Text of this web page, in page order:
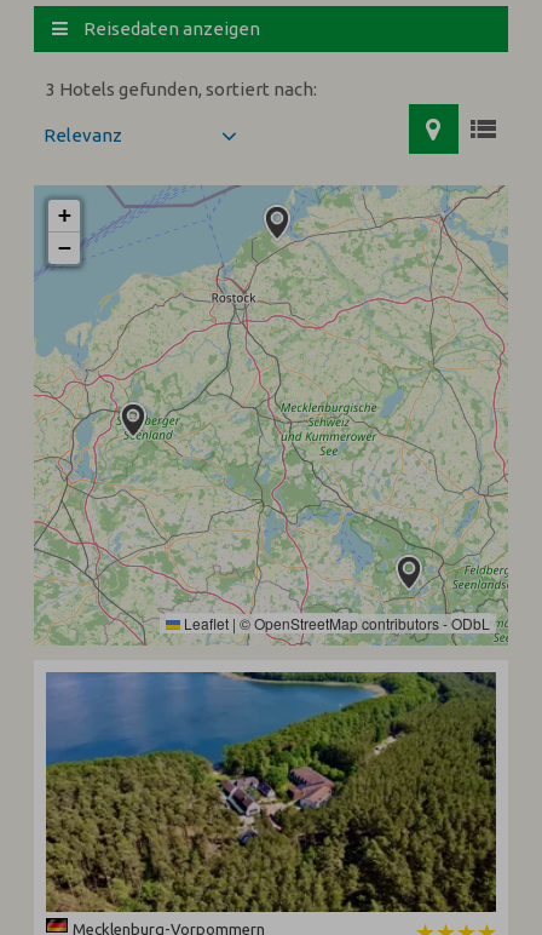
Reisedaten anzeigen
3 Hotels gefunden, sortiert nach:
+
−
Leaflet | ©OpenStreetMapcontributors -ODbL
Mecklenburg-Vorpommern